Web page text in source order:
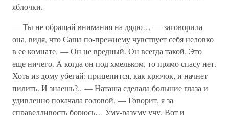
яблочки.
— Ты не обращай внимания на дядю… — заговорила
она, видя, что Саша по-прежнему чувствует себя неловко
в ее комнате. — Он не вредный. Он всегда такой. Это
еще ничего. А когда он под хмельком, то прямо спасу нет.
Хоть из дому убегай: прицепится, как крючок, и начнет
пилить. И знаешь?.. — Наташа сделала большие глаза и
удивленно покачала головой. — Говорит, я за
справедливость борюсь… Уму-разуму учу. Вот и